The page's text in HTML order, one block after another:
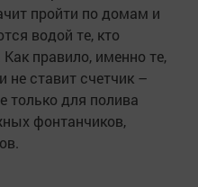
пройти по домам и
водой те, кто
правило, именно те,
не ставит счетчик –
только для полива
фонтанчиков,